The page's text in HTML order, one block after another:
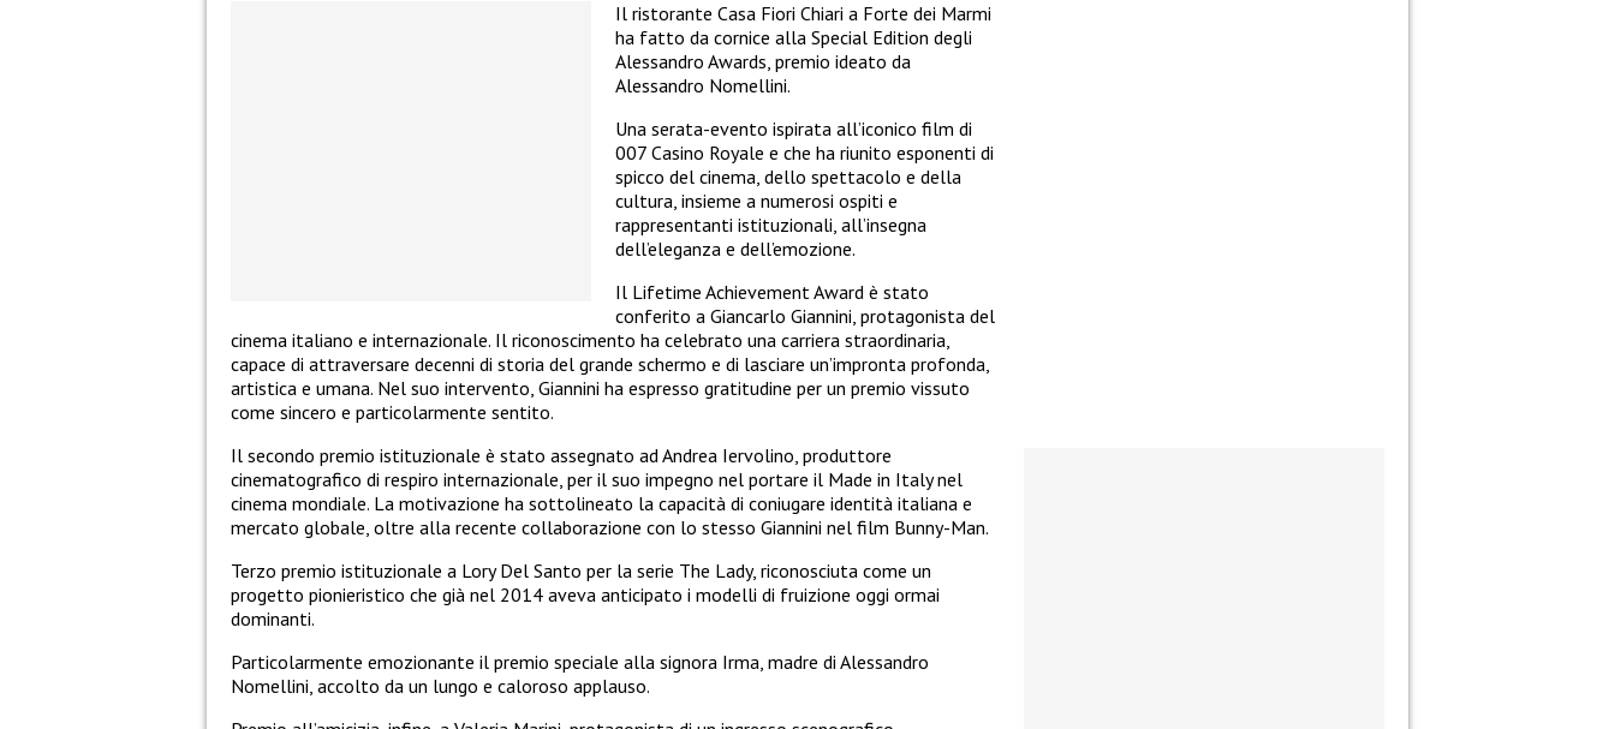
Il ristorante Casa Fiori Chiari a Forte dei Marmi
ha fatto da cornice alla Special Edition degli
Alessandro Awards, premio ideato da
Alessandro Nomellini.
Una serata-evento ispirata all’iconico film di
007 Casino Royale e che ha riunito esponenti di
spicco del cinema, dello spettacolo e della
cultura, insieme a numerosi ospiti e
rappresentanti istituzionali, all’insegna
dell’eleganza e dell’emozione.
Il Lifetime Achievement Award è stato
conferito a Giancarlo Giannini, protagonista del
cinema italiano e internazionale. Il riconoscimento ha celebrato una carriera straordinaria,
capace di attraversare decenni di storia del grande schermo e di lasciare un’impronta profonda,
artistica e umana. Nel suo intervento, Giannini ha espresso gratitudine per un premio vissuto
come sincero e particolarmente sentito.
Il secondo premio istituzionale è stato assegnato ad Andrea Iervolino, produttore
cinematografico di respiro internazionale, per il suo impegno nel portare il Made in Italy nel
cinema mondiale. La motivazione ha sottolineato la capacità di coniugare identità italiana e
mercato globale, oltre alla recente collaborazione con lo stesso Giannini nel film Bunny-Man.
Terzo premio istituzionale a Lory Del Santo per la serie The Lady, riconosciuta come un
progetto pionieristico che già nel 2014 aveva anticipato i modelli di fruizione oggi ormai
dominanti.
Particolarmente emozionante il premio speciale alla signora Irma, madre di Alessandro
Nomellini, accolto da un lungo e caloroso applauso.